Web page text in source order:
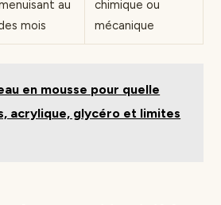
au
mois
chimique ou
mécanique
en mousse pour quelle
acrylique, glycéro et limites